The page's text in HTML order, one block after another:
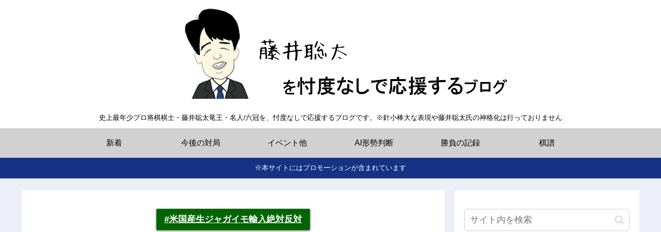
史上最年少プロ将棋棋士・藤井聡太竜王・名人/六冠を、忖度なしで応援するブログです。※針小棒大な表現や藤井聡太氏の神格化は行っておりません
新着 今後の対局 イベント他 AI形勢判断 勝負の記録 棋譜
※本サイトにはプロモーションが含まれています
#米国産生ジャガイモ輸入絶対反対